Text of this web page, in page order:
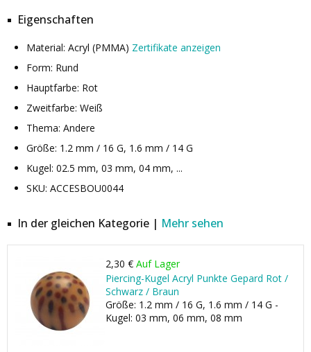
Eigenschaften
Material: Acryl (PMMA) Zertifikate anzeigen
Form: Rund
Hauptfarbe: Rot
Zweitfarbe: Weiß
Thema: Andere
Größe: 1.2 mm / 16 G, 1.6 mm / 14 G
Kugel: 02.5 mm, 03 mm, 04 mm, ...
SKU: ACCESBOU0044
In der gleichen Kategorie | Mehr sehen
2,30 € Auf Lager
Piercing-Kugel Acryl Punkte Gepard Rot /
Schwarz / Braun
Größe: 1.2 mm / 16 G, 1.6 mm / 14 G -
Kugel: 03 mm, 06 mm, 08 mm